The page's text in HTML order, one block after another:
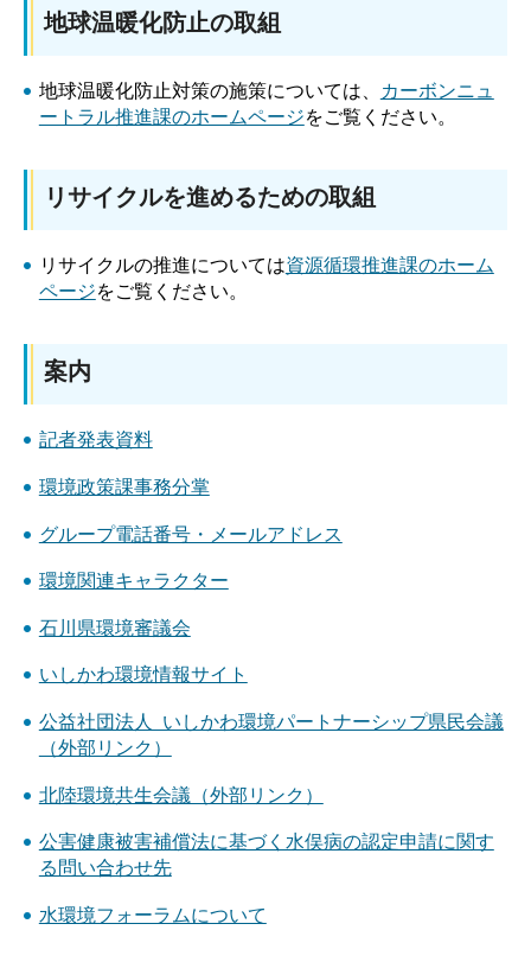
地球温暖化防止の取組
地球温暖化防止対策の施策については、
カーボンニュ
ートラル推進課のホームページをご覧ください。
リサイクルを進めるための取組
リサイクルの推進については資源循環推進課のホーム
ページをご覧ください。
案内
記者発表資料
環境政策課事務分掌
グループ電話番号・メールアドレス
環境関連キャラクター
石川県環境審議会
いしかわ環境情報サイト
公益社団法人 いしかわ環境パートナーシップ県民会議
（外部リンク）
北陸環境共生会議（外部リンク）
公害健康被害補償法に基づく水俣病の認定申請に関す
る問い合わせ先
水環境フォーラムについて